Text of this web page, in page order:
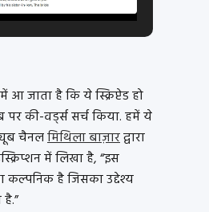
जाता है कि ये स्क्रिप्टेड हो
की-वर्ड्स सर्च किया. हमें ये
चैनलमिथिला बाज़ारद्वारा
में लिखा है, “इस
कल्पनिक है जिसका उद्देश्य